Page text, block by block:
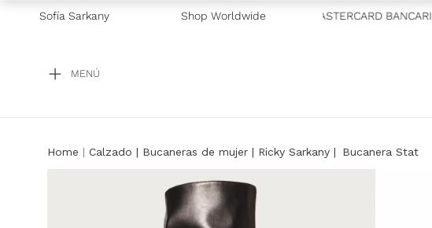
Sofía Sarkany Shop Worldwide
GALICIA — 2 CUOTAS SIN INTERÉS CON VISA Y MASTERCARD BANCARIAS
MENÚ
Calzado Bucaneras de mujer | Ricky Sarkany Bucanera Stat